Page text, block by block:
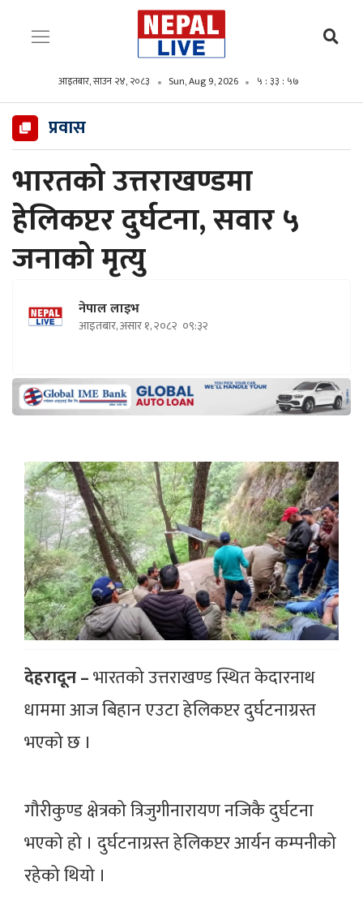
आइतबार, साउन २४, २०८३ Sun, Aug 9, 2026 ५ : ३३ : ५८
प्रवास
भारतको उत्तराखण्डमा
हेलिकप्टर दुर्घटना, सवार ५
जनाको मृत्यु
नेपाल लाइभ
आइतबार, असार १, २०८२ ०९:३२
देहरादून –भारतको उत्तराखण्ड स्थित केदारनाथ
धाममा आज बिहान एउटा हेलिकप्टर दुर्घटनाग्रस्त
भएको छ ।
गौरीकुण्ड क्षेत्रको त्रिजुगीनारायण नजिकै दुर्घटना
भएको हो । दुर्घटनाग्रस्त हेलिकप्टर आर्यन कम्पनीको
रहेको थियो ।